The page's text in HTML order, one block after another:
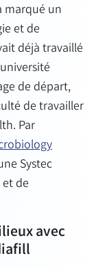
marqué un
et de
déjà travaillé
de départ,
de travailler
Par
Systec
de
avec